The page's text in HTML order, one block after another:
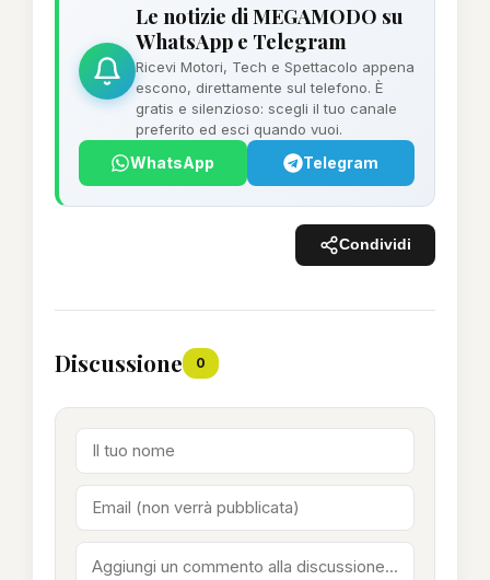
Le notizie di MEGAMODO su
WhatsApp e Telegram
Ricevi Motori, Tech e Spettacolo appena
escono, direttamente sul telefono. È
gratis e silenzioso: scegli il tuo canale
preferito ed esci quando vuoi.
WhatsApp Telegram
Condividi
Discussione 0